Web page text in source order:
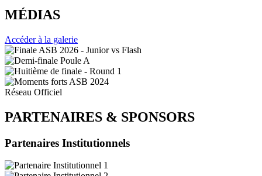
MÉDIAS
Accéder à la galerie
Réseau Officiel
PARTENAIRES & SPONSORS
Partenaires Institutionnels